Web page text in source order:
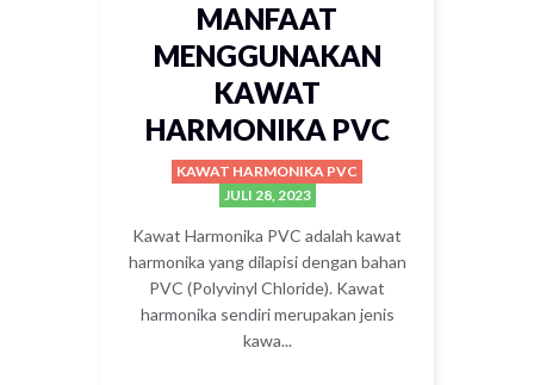
MANFAAT
MENGGUNAKAN
KAWAT
HARMONIKA PVC
KAWAT HARMONIKA PVC
JULI 28, 2023
Kawat Harmonika PVC adalah kawat
harmonika yang dilapisi dengan bahan
PVC (Polyvinyl Chloride). Kawat
harmonika sendiri merupakan jenis
kawa...